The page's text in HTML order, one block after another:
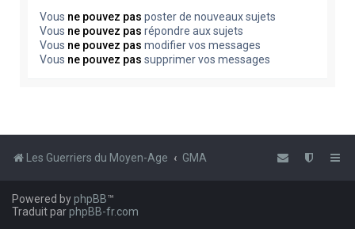
Vous ne pouvez pas poster de nouveaux sujets
Vous ne pouvez pas répondre aux sujets
Vous ne pouvez pas modifier vos messages
Vous ne pouvez pas supprimer vos messages
Les Guerriers du Moyen-Age GMA
Powered byphpBB™
Traduit parphpBB-fr.com